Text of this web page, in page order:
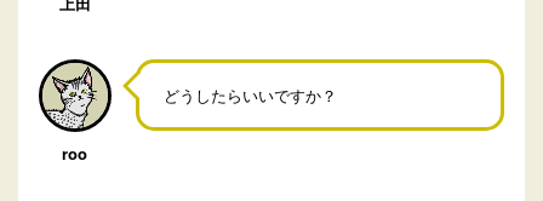
roo
どうしたらいいですか？